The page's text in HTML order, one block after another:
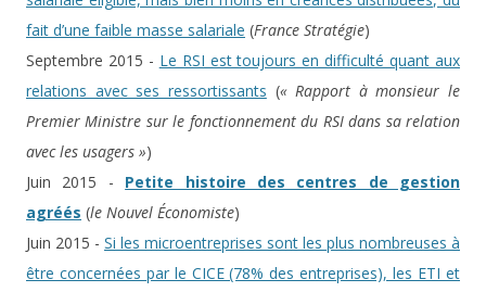
fait d’une faible masse salariale (France Stratégie)
Septembre 2015 - Le RSI est toujours en difficulté quant aux
relations avec ses ressortissants (« Rapport à monsieur le
Premier Ministre sur le fonctionnement du RSI dans sa relation
avec les usagers »)
Juin 2015 - Petite histoire des centres de gestion
agréés (le Nouvel Économiste)
Juin 2015 - Si les microentreprises sont les plus nombreuses à
être concernées par le CICE (78% des entreprises), les ETI et